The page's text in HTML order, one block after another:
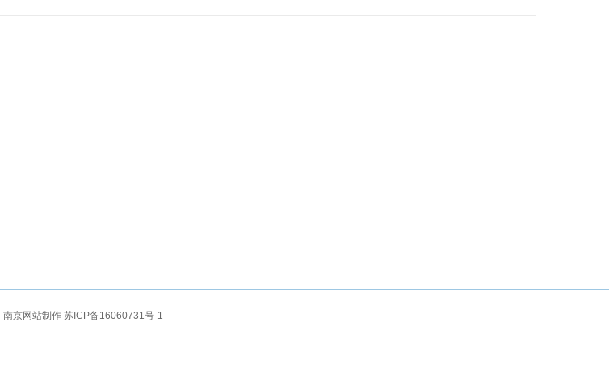
南京网站制作 苏ICP备16060731号-1